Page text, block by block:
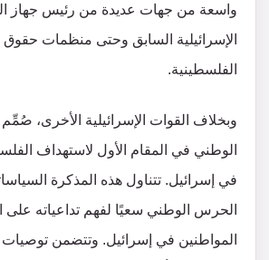
واسعة من جهات عديدة من رئيس جهاز
الإسرائيلية السابق وحتى منظمات حقوق
الفلسطينية.
وبخلاف القوات الإسرائيلية الأخرى،
الوطني في المقام الأول لاستهداف
في إسرائيل. تتناول هذه المذكرة
الحرس الوطني سعيًا لفهم تداعياته على
المواطنين في إسرائيل. وتتضمن